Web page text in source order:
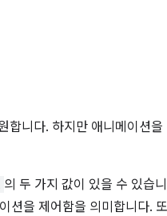
합니다. 하지만 애니메이션
의 두 가지 값이 있을 수 있습
션을 제어함을 의미합니다.